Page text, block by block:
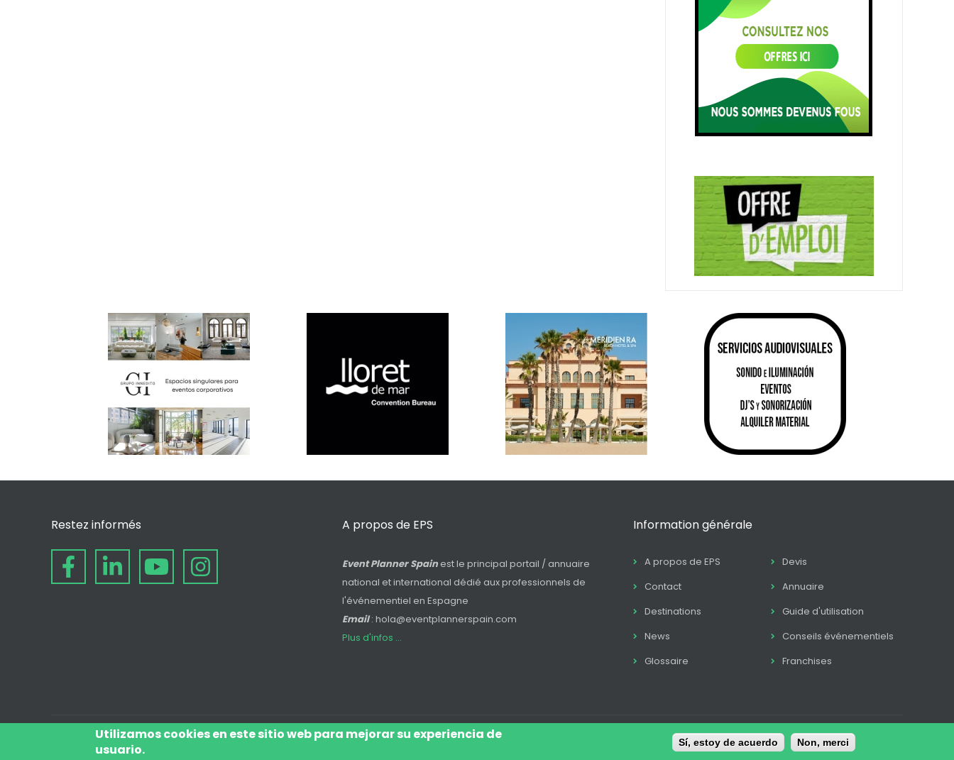
Restez informés A propos de EPS
Event Planner Spainest le principal portail / annuaire
national et international dédié aux professionnels de
l'événementiel en Espagne
Email: hola@eventplannerspain.com
Plus d'infos ...
Information générale
A propos de EPS
Devis
Contact
Annuaire
Destinations
Guide d'utilisation
News
Conseils événementiels
Glossaire
Franchises
© depuis 2006
Politique Cookie Conditions de contratation
Utilizamos cookies en este sitio web para mejorar su experiencia de
usuario.
Sí, estoy de acuerdo Non, merci